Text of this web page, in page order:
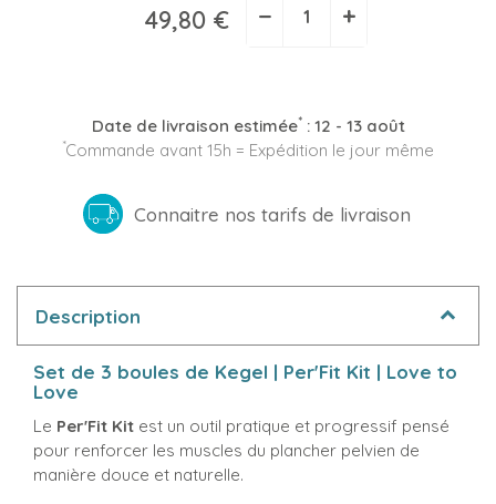
49,80 € − +
Date de livraison estimée*: 12 - 13 août
*Commande avant 15h = Expédition le jour même
Connaitre nos tarifs de livraison
Description
Set de 3 boules de Kegel | Per'Fit Kit | Love to
Love
Le Per'Fit Kit est un outil pratique et progressif pensé
pour renforcer les muscles du plancher pelvien de
manière douce et naturelle.